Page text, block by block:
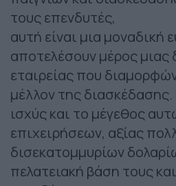
τους επενδυτές,
αυτή είναι μια μοναδική
αποτελέσουν μέρος μιας
εταιρείας που
μέλλον της
ισχύς και το μέγεθος
επιχειρήσεων, αξίας
δισεκατομμυρίων
πελατειακή βάση τους